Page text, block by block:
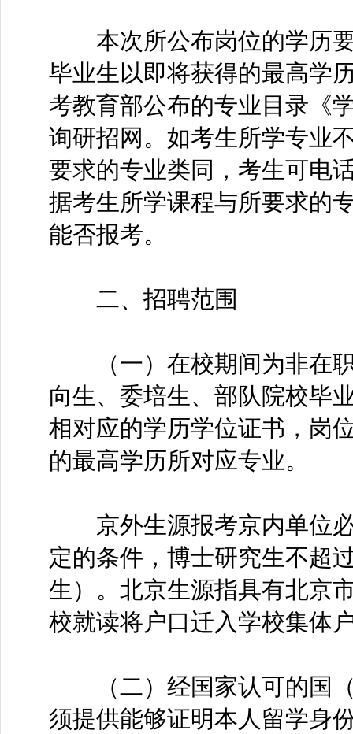
本次所公布岗位的学历要
毕业生以即将获得的最高学
考教育部公布的专业目录《
询研招网。如考生所学专业
要求的专业类同，考生可电
据考生所学课程与所要求的
能否报考。
二、招聘范围
（一）在校期间为非在职
向生、委培生、部队院校毕
相对应的学历学位证书，岗
的最高学历所对应专业。
京外生源报考京内单位必
定的条件，博士研究生不超
生）。北京生源指具有北京
校就读将户口迁入学校集体
（二）经国家认可的国（
须提供能够证明本人留学身